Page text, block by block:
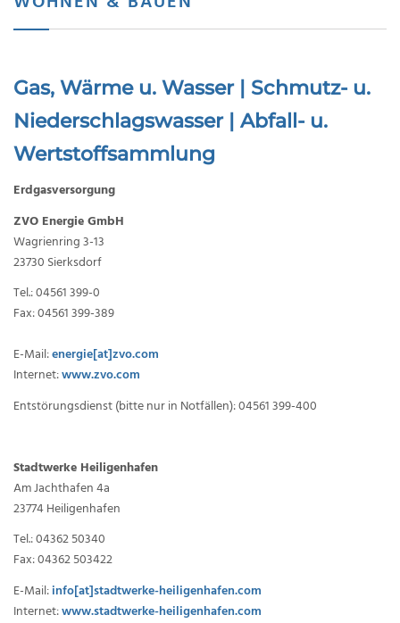
Gas, Wärme u. Wasser | Schmutz- u.
Niederschlagswasser | Abfall- u.
Wertstoffsammlung
Erdgasversorgung
ZVO Energie GmbH
Wagrienring 3-13
23730 Sierksdorf
Tel.: 04561 399-0
Fax: 04561 399-389
E-Mail:energie[at]zvo.com
Internet:www.zvo.com
Entstörungsdienst (bitte nur in Notfällen): 04561 399-400
Stadtwerke Heiligenhafen
Am Jachthafen 4a
23774 Heiligenhafen
Tel.: 04362 50340
Fax: 04362 503422
E-Mail:info[at]stadtwerke-heiligenhafen.com
Internet:www.stadtwerke-heiligenhafen.com